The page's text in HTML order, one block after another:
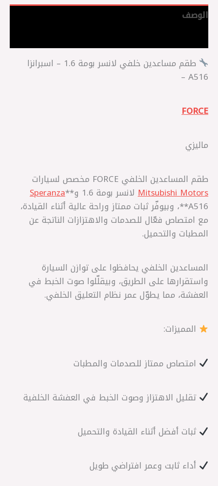
الوصف
طقم مساعدين خلفي لانسر بومة 1.6 – اسبرانزا
A516 –
FORCE
ماليزي
طقم المساعدين الخلفي FORCE مخصص لسيارات
Mitsubishi Motors لانسر بومة 1.6 و**
Speranza
A516**، وبيوفّر ثبات ممتاز وراحة عالية أثناء القيادة،
مع امتصاص فعّال للصدمات والاهتزازات الناتجة عن
المطبات والتحميل.
المساعدين الخلفي يحافظوا على توازن السيارة
واستقرارها على الطريق، وبيقلّلوا صوت الخبط في
العفشة، مما يطوّل عمر نظام التعليق الخلفي.
المميزات:
امتصاص ممتاز للصدمات والمطبات
تقليل الاهتزاز وصوت الخبط في العفشة الخلفية
ثبات أفضل أثناء القيادة والتحميل
أداء ثابت وعمر افتراضي طويل